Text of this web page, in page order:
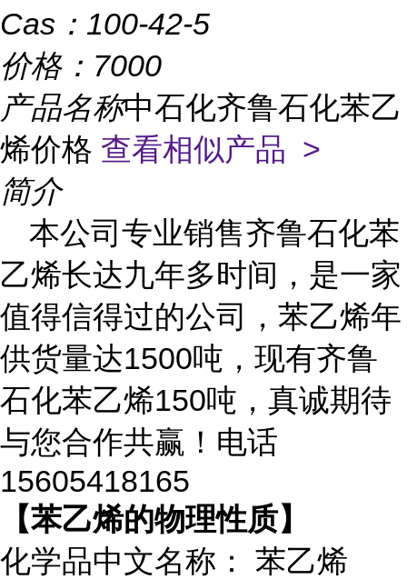
Cas： 100-42-5
价格： 7000
产品名称中石化齐鲁石化苯乙
烯价格 查看相似产品 >
简介
本公司专业销售齐鲁石化苯
乙烯长达九年多时间，是一家
值得信得过的公司，苯乙烯年
供货量达1500吨，现有齐鲁
石化苯乙烯150吨，真诚期待
与您合作共赢！电话
15605418165
【苯乙烯的物理性质】
化学品中文名称：
苯乙烯